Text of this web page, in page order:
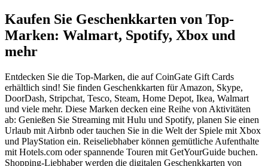
Kaufen Sie Geschenkkarten von Top-
Marken: Walmart, Spotify, Xbox und
mehr
Entdecken Sie die Top-Marken, die auf CoinGate Gift Cards
erhältlich sind! Sie finden Geschenkkarten für Amazon, Skype,
DoorDash, Stripchat, Tesco, Steam, Home Depot, Ikea, Walmart
und viele mehr. Diese Marken decken eine Reihe von Aktivitäten
ab: Genießen Sie Streaming mit Hulu und Spotify, planen Sie einen
Urlaub mit Airbnb oder tauchen Sie in die Welt der Spiele mit Xbox
und PlayStation ein. Reiseliebhaber können gemütliche Aufenthalte
mit Hotels.com oder spannende Touren mit GetYourGuide buchen.
Shopping-Liebhaber werden die digitalen Geschenkkarten von